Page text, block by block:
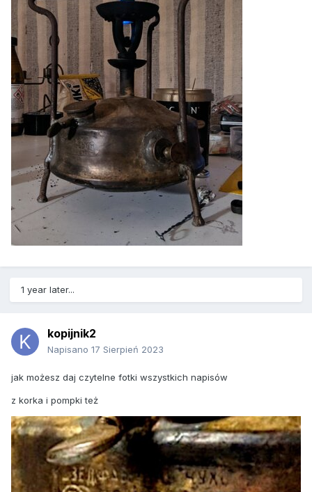
1 year later...
kopijnik2
Napisano 17 Sierpień 2023
jak możesz daj czytelne fotki wszystkich napisów
z korka i pompki też